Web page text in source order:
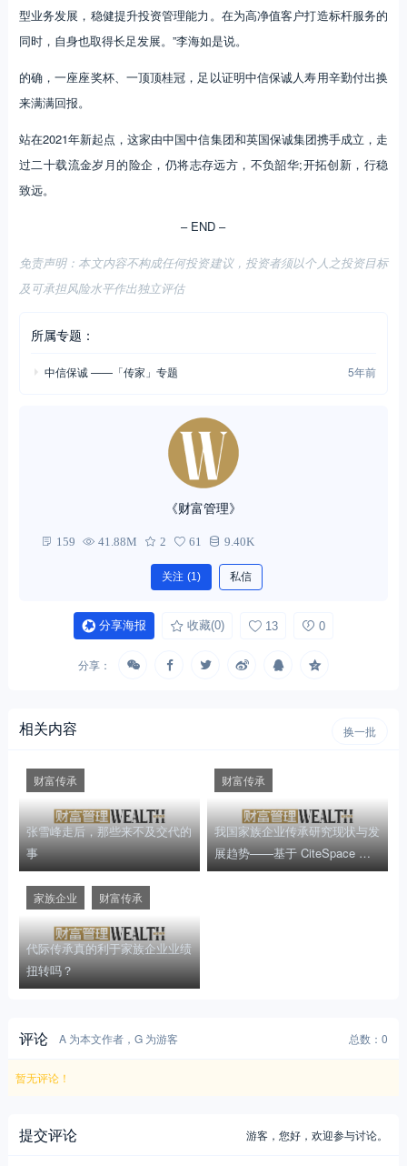
型业务发展，稳健提升投资管理能力。在为高净值客户打造标杆服务的
同时，自身也取得长足发展。”李海如是说。
的确，一座座奖杯、一顶顶桂冠，足以证明中信保诚人寿用辛勤付出换
来满满回报。
站在2021年新起点，这家由中国中信集团和英国保诚集团携手成立，走
过二十载流金岁月的险企，仍将志存远方，不负韶华;开拓创新，行稳
致远。
– END –
免责声明：本文内容不构成任何投资建议，投资者须以个人之投资目标
及可承担风险水平作出独立评估
所属专题：
中信保诚 ——「传家」专题 5年前
《财富管理》
159 41.88M 2 61 9.40K
关注 (1) 私信
分享海报 收藏(0) 13 0
分享：
相关内容 换一批
张雪峰走后，那些来不及交代的
事
财富传承
我国家族企业传承研究现状与发
展趋势——基于 CiteSpace 的
可视化分析
财富传承
代际传承真的利于家族企业业绩
扭转吗？
家族企业 财富传承
评论 A 为本文作者，G 为游客 总数：0
暂无评论！
提交评论 游客，您好，欢迎参与讨论。